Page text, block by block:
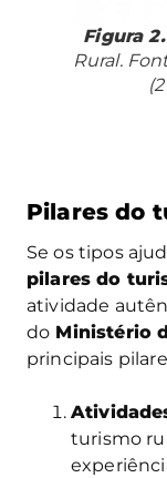
Figura 2.
Rural.
Pilares do
Se os tipos
pilares do
atividade
do Ministério
principais
turismo